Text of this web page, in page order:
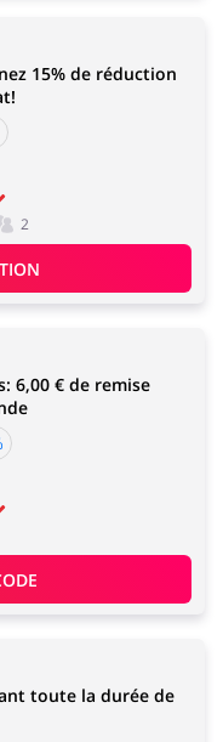
15% de réduction
2
6,00 € de remise
toute la durée de